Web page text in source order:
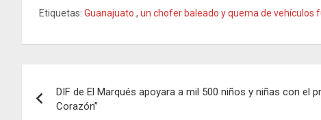
Etiquetas: Guanajuato. , un chofer baleado y quema de vehículos
de
DIF de El Marqués apoyara a mil 500 niños y niñas con el
Corazón”